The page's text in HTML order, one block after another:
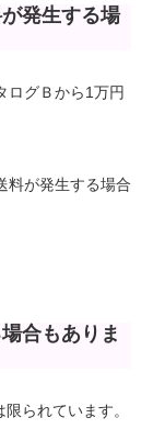
発生する場
ログＢから1万円
料が発生する場合
合もありま
られています。